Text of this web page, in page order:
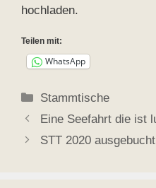
hochladen.
Teilen mit:
WhatsApp
Kategorien
Stammtische
Eine Seefahrt die ist
STT 2020 ausgebucht